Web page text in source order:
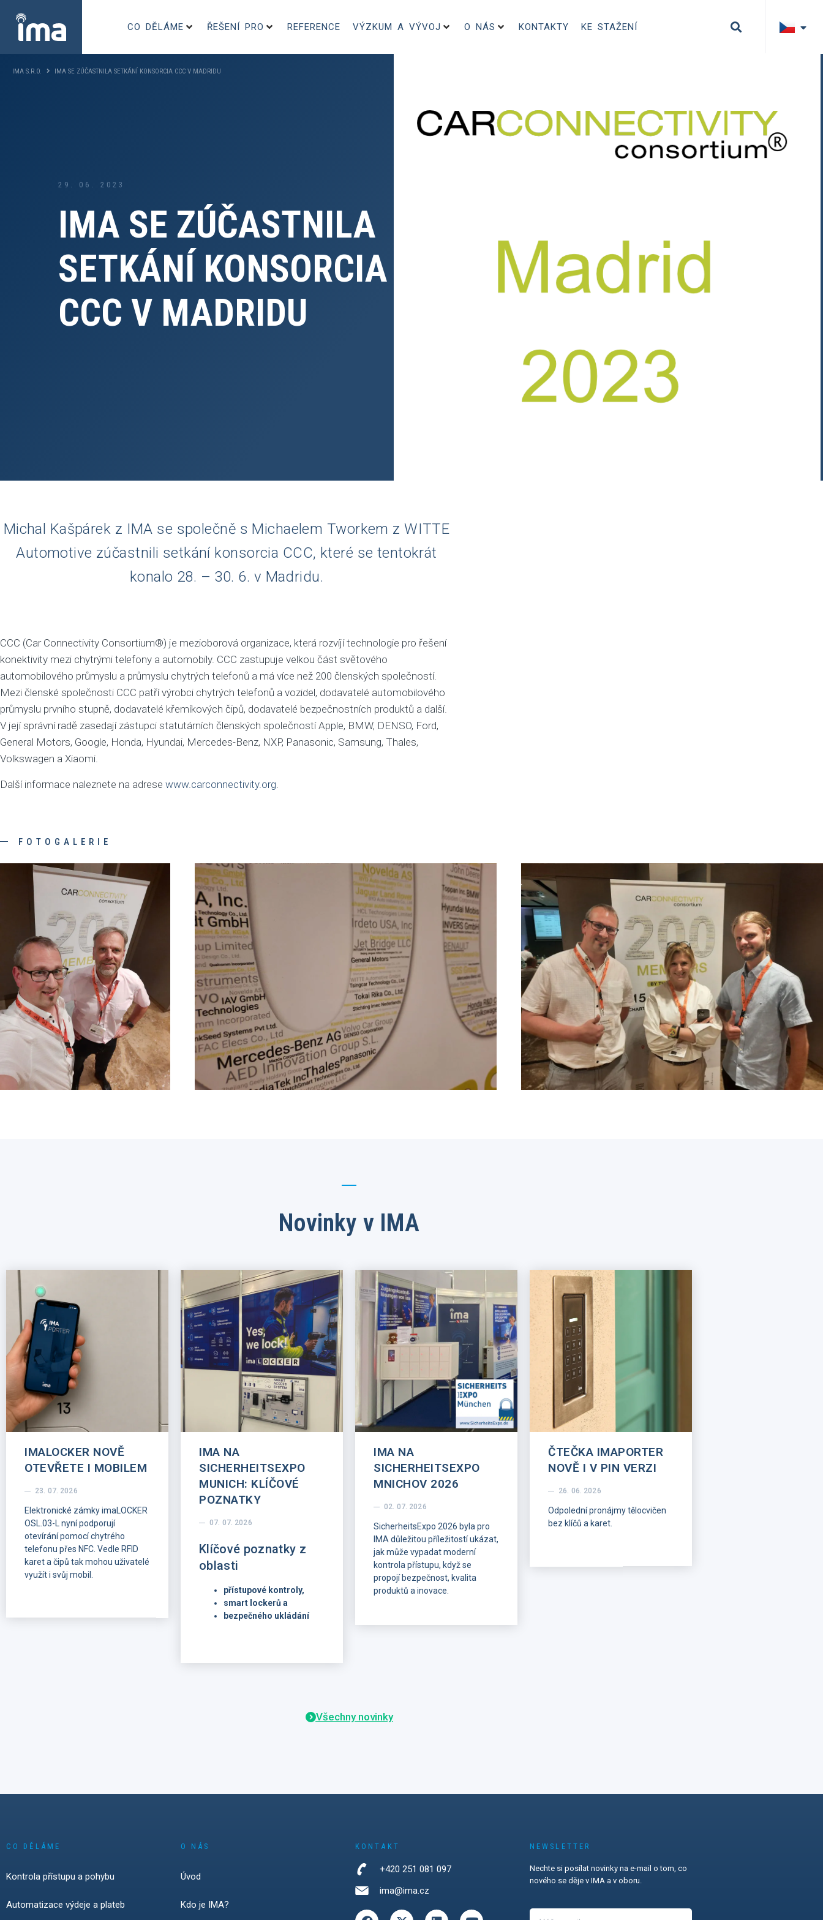
CO DĚLÁME ŘEŠENÍ PRO REFERENCE VÝZKUM A VÝVOJ O NÁS KONTAKTY KE STAŽENÍ
IMA S.R.O. IMA SE ZÚČASTNILA SETKÁNÍ KONSORCIA CCC V MADRIDU
29. 06. 2023
IMA SE ZÚČASTNILA
SETKÁNÍ KONSORCIA
CCC V MADRIDU
Michal Kašpárek z IMA se společně s Michaelem Tworkem z WITTE
Automotive zúčastnili setkání konsorcia CCC, které se tentokrát
konalo 28. – 30. 6. v Madridu.
CCC (Car Connectivity Consortium®) je mezioborová organizace, která rozvíjí technologie pro řešení
konektivity mezi chytrými telefony a automobily. CCC zastupuje velkou část světového
automobilového průmyslu a průmyslu chytrých telefonů a má více než 200 členských společností.
Mezi členské společnosti CCC patří výrobci chytrých telefonů a vozidel, dodavatelé automobilového
průmyslu prvního stupně, dodavatelé křemíkových čipů, dodavatelé bezpečnostních produktů a další.
V její správní radě zasedají zástupci statutárních členských společností Apple, BMW, DENSO, Ford,
General Motors, Google, Honda, Hyundai, Mercedes-Benz, NXP, Panasonic, Samsung, Thales,
Volkswagen a Xiaomi.
Další informace naleznete na adrese www.carconnectivity.org
FOTOGALERIE
Novinky v IMA
IMALOCKER NOVĚ
OTEVŘETE I MOBILEM
23. 07. 2026
Elektronické zámky imaLOCKER
OSL.03-L nyní podporují
otevírání pomocí chytrého
telefonu přes NFC. Vedle RFID
karet a čipů tak mohou uživatelé
využít i svůj mobil.
IMA NA
SICHERHEITSEXPO
MUNICH: KLÍČOVÉ
POZNATKY
07. 07. 2026
Klíčové poznatky z
oblasti
přístupové kontroly,
smart lockerů a
bezpečného ukládání
nám nabídlo jasný pohled na to,
smart locker systémy, bateriové
zámky, bezdrátové přístupové
kybernetické bezpečnosti v
stává klíčovou podmínkou pro
IMA NA
SICHERHEITSEXPO
MNICHOV 2026
02. 07. 2026
SicherheitsExpo 2026 byla pro
IMA důležitou příležitostí ukázat,
jak může vypadat moderní
kontrola přístupu, když se
propojí bezpečnost, kvalita
produktů a inovace.
IMA na veletrhu zastoupena
ČTEČKA IMAPORTER
NOVĚ I V PIN VERZI
26. 06. 2026
Odpolední pronájmy tělocvičen
bez klíčů a karet.
Všechny novinky
CO DĚLÁME
Kontrola přístupu a pohybu
Automatizace výdeje a plateb
O NÁS
Úvod
Kdo je IMA?
KONTAKT
+420 251 081 097
ima@ima.cz
NEWSLETTER
Nechte si posílat novinky na e-mail o tom, co
nového se děje v IMA a v oboru.